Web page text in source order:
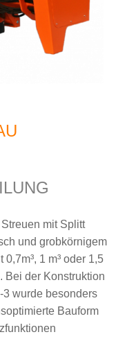
mit Splitt
und grobkörnigem
1 m³ oder 1,5
Bei der Konstruktion
wurde besonders
Bauform